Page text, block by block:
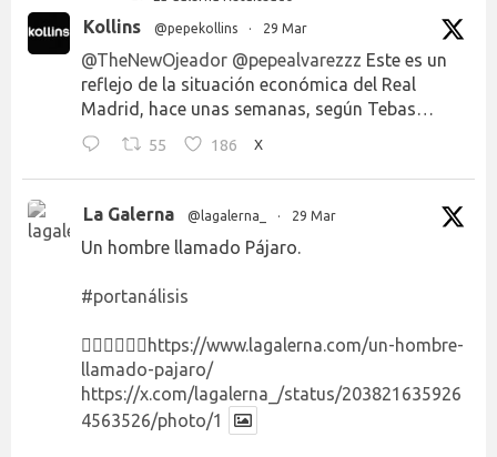
Kollins @pepekollins · 29 Mar
@TheNewOjeador @pepealvarezzz Este es un
reflejo de la situación económica del Real
Madrid, hace unas semanas, según Tebas…
55 186 X
La Galerna @lagalerna_ · 29 Mar
Un hombre llamado Pájaro.
#portanálisis
👉🏻👉🏻👉🏻 https://www.lagalerna.com/un-hombre-
llamado-pajaro/
https://x.com/lagalerna_/status/203821635926
4563526/photo/1